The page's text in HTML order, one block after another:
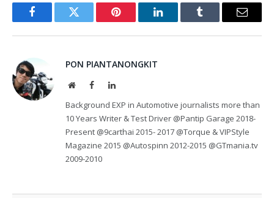
FacebookTwitter Pinterest LinkedInTumblr Email
PON PIANTANONGKIT
WebsiteFacebookLinkedIn
Background EXP in Automotive journalists more than
10 Years Writer & Test Driver @Pantip Garage 2018-
Present @9carthai 2015- 2017 @Torque & VIPStyle
Magazine 2015 @Autospinn 2012-2015 @GTmania.tv
2009-2010